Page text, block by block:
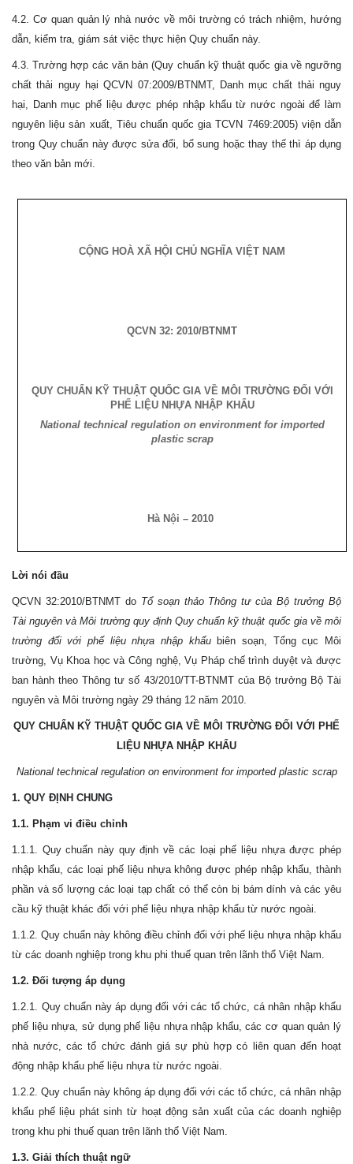
4.2. Cơ quan quản lý nhà nước về môi trường có trách nhiệm, hướng
dẫn, kiểm tra, giám sát việc thực hiện Quy chuẩn này.
4.3. Trường hợp các văn bản (Quy chuẩn kỹ thuật quốc gia về ngưỡng
chất thải nguy hại QCVN 07:2009/BTNMT, Danh mục chất thải nguy
hại, Danh mục phế liệu được phép nhập khẩu từ nước ngoài để làm
nguyên liệu sản xuất, Tiêu chuẩn quốc gia TCVN 7469:2005) viện dẫn
trong Quy chuẩn này được sửa đổi, bổ sung hoặc thay thế thì áp dụng
theo văn bản mới.
CỘNG HOÀ XÃ HỘI CHỦ NGHĨA VIỆT NAM
QCVN 32: 2010/BTNMT
QUY CHUẨN KỸ THUẬT QUỐC GIA VỀ MÔI TRƯỜNG ĐỐI VỚI
PHẾ LIỆU NHỰA NHẬP KHẨU
National technical regulation on environment for imported
plastic scrap
Hà Nội – 2010
Lời nói đầu
QCVN 32:2010/BTNMT do Tổ soạn thảo Thông tư của Bộ trưởng Bộ
Tài nguyên và Môi trường quy định Quy chuẩn kỹ thuật quốc gia về môi
trường đối với phế liệu nhựa nhập khẩubiên soạn, Tổng cục Môi
trường, Vụ Khoa học và Công nghệ, Vụ Pháp chế trình duyệt và được
ban hành theo Thông tư số 43/2010/TT-BTNMT của Bộ trưởng Bộ Tài
nguyên và Môi trường ngày 29 tháng 12 năm 2010.
QUY CHUẨN KỸ THUẬT QUỐC GIA VỀ MÔI TRƯỜNG ĐỐI VỚI PHẾ
LIỆU NHỰA NHẬP KHẨU
National technical regulation on environment for imported plastic scrap
1. QUY ĐỊNH CHUNG
1.1. Phạm vi điều chỉnh
1.1.1. Quy chuẩn này quy định về các loại phế liệu nhựa được phép
nhập khẩu, các loại phế liệu nhựa không được phép nhập khẩu, thành
phần và số lượng các loại tạp chất có thể còn bị bám dính và các yêu
cầu kỹ thuật khác đối với phế liệu nhựa nhập khẩu từ nước ngoài.
1.1.2. Quy chuẩn này không điều chỉnh đối với phế liệu nhựa nhập khẩu
từ các doanh nghiệp trong khu phi thuế quan trên lãnh thổ Việt Nam
1.2. Đối tượng áp dụng
1.2.1. Quy chuẩn này áp dụng đối với các tổ chức, cá nhân nhập khẩu
phế liệu nhựa, sử dụng phế liệu nhựa nhập khẩu, các cơ quan quản lý
nhà nước, các tổ chức đánh giá sự phù hợp có liên quan đến hoạt
động nhập khẩu phế liệu nhựa từ nước ngoài.
1.2.2. Quy chuẩn này không áp dụng đối với các tổ chức, cá nhân nhập
khẩu phế liệu phát sinh từ hoạt động sản xuất của các doanh nghiệp
trong khu phi thuế quan trên lãnh thổ Việt Nam
1.3. Giải thích thuật ngữ